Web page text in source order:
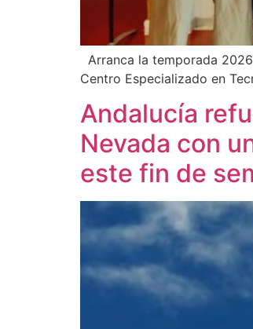
Arranca la temporada
Centro Especializado en
Andalucía
Nevada con
este fin de